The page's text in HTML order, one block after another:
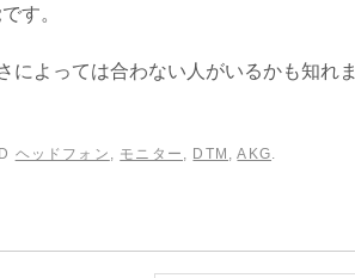
す。
によっては合わない人がいるかも知れま
ヘッドフォン , モニター , DTM ,AKG.